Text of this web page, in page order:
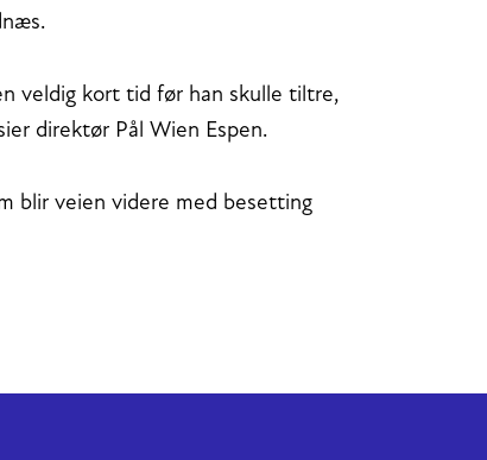
veldig kort tid før han skulle tiltre,
direktør Pål Wien Espen.
blir veien videre med besetting